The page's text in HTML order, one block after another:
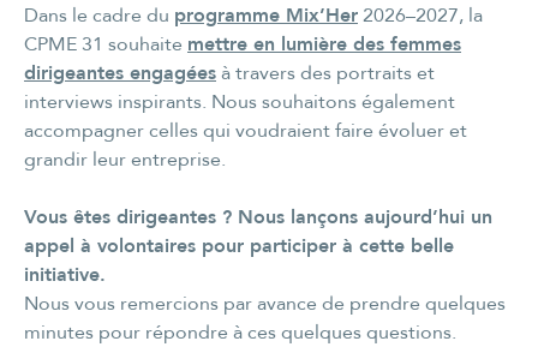
Dans le cadre du programme Mix’Her2026–2027, la
CPME 31 souhaite mettre en lumière des femmes
dirigeantes engagéesà travers des portraits et
interviews inspirants. Nous souhaitons également
accompagner celles qui voudraient faire évoluer et
grandir leur entreprise.
Vous êtes dirigeantes ? Nous lançons aujourd’hui un
appel à volontaires pour participer à cette belle
initiative.
Nous vous remercions par avance de prendre quelques
minutes pour répondre à ces quelques questions.